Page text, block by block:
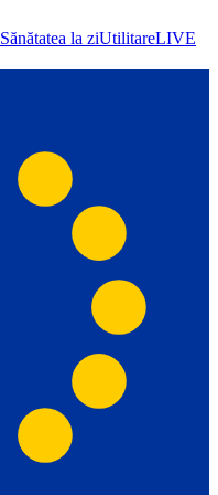
Sănătatea la ziUtilitareLIVE